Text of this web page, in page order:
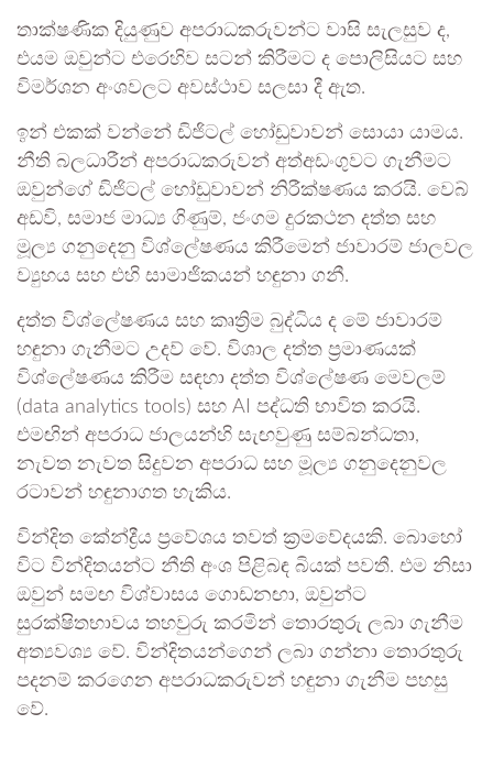
තාක්ෂණික දියුණුව අපරාධකරුවන්ට වාසි සැලසුව ද,
එයම ඔවුන්ට එරෙහිව සටන් කිරීමට ද පොලිසියට සහ
විමර්ශන අංශවලට අවස්ථාව සලසා දී ඇත.
ඉන් එකක් වන්නේ ඩිජිටල් හෝඩුවාවන් සොයා යාමය.
නීති බලධාරීන් අපරාධකරුවන් අත්අඩංගුවට ගැනීමට
ඔවුන්ගේ ඩිජිටල් හෝඩුවාවන් නිරීක්ෂණය කරයි. වෙබ්
අඩවි, සමාජ මාධ්‍ය ගිණුම්, ජංගම දුරකථන දත්ත සහ
මූල්‍ය ගනුදෙනු විශ්ලේෂණය කිරීමෙන් ජාවාරම් ජාලවල
ව්‍යුහය සහ එහි සාමාජිකයන් හඳුනා ගනී.
දත්ත විශ්ලේෂණය සහ කෘත්‍රිම බුද්ධිය ද මේ ජාවාරම්
හඳුනා ගැනීමට උදව් වේ. විශාල දත්ත ප්‍රමාණයක්
විශ්ලේෂණය කිරීම සඳහා දත්ත විශ්ලේෂණ මෙවලම්
(data analytics tools) සහ AI පද්ධති භාවිත කරයි.
එමඟින් අපරාධ ජාලයන්හි සැඟවුණු සම්බන්ධතා,
නැවත නැවත සිදුවන අපරාධ සහ මූල්‍ය ගනුදෙනුවල
රටාවන් හඳුනාගත හැකිය.
වින්දිත කේන්ද්‍රීය ප්‍රවේශය තවත් ක්‍රමවේදයකි. බොහෝ
විට වින්දිතයන්ට නීති අංශ පිළිබඳ බියක් පවතී. එම නිසා
ඔවුන් සමඟ විශ්වාසය ගොඩනඟා, ඔවුන්ට
සුරක්ෂිතභාවය තහවුරු කරමින් තොරතුරු ලබා ගැනීම
අත්‍යවශ්‍ය වේ. වින්දිතයන්ගෙන් ලබා ගන්නා තොරතුරු
පදනම් කරගෙන අපරාධකරුවන් හඳුනා ගැනීම පහසු
වේ.